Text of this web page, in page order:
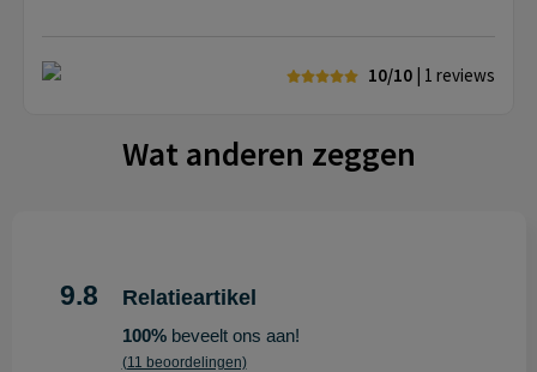
10/10 | 1 reviews
Wat anderen zeggen
9.8 Relatieartikel
100%beveelt ons aan!
(11 beoordelingen)